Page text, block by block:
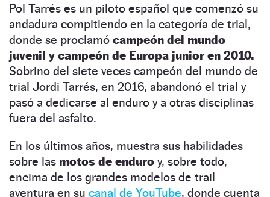
Pol Tarrés es un piloto español que comenzó su
andadura compitiendo en la categoría de trial,
donde se proclamó campeón del mundo
juvenil y campeón de Europa junior en 2010.
Sobrino del siete veces campeón del mundo de
trial Jordi Tarrés, en 2016, abandonó el trial y
pasó a dedicarse al enduro y a otras disciplinas
fuera del asfalto.
En los últimos años, muestra sus habilidades
sobre las motos de enduro y, sobre todo,
encima de los grandes modelos de trail
aventura en su canal de YouTube, donde cuenta